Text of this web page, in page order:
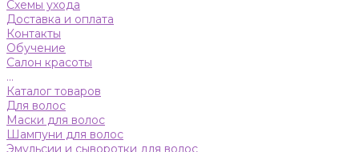
Схемы ухода
Доставка и оплата
Контакты
Обучение
Салон красоты
...
Каталог товаров
Для волос
Маски для волос
Шампуни для волос
Эмульсии и сыворотки для волос